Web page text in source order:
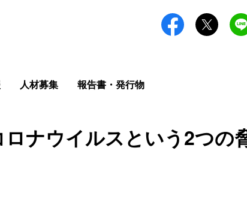
人材募集 報告書・発行物
ナウイルスという2つの